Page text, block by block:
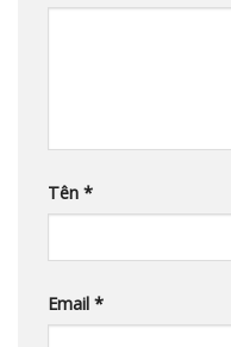
Tên *
Email *